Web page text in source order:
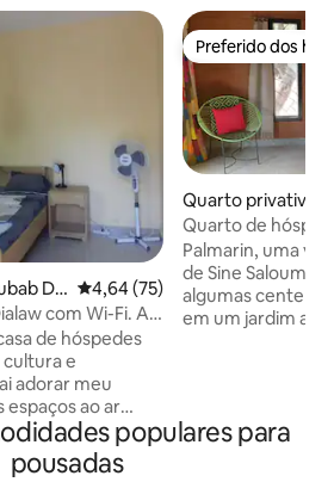
Dia 4,64 de uma avaliação média
4,64 (75)
com Wi-Fi. A
de hóspedes
e
adorar meu
espaços ao ar
com chuveiro e
Preferido dos
Preferido dos
Quarto privativo ⋅
Quarto de
mer.
Palmarin, uma
de Sine Saloum. A casa está localizada a
algumas
em um jardim
quente, pia, vaso
populares para
pousadas